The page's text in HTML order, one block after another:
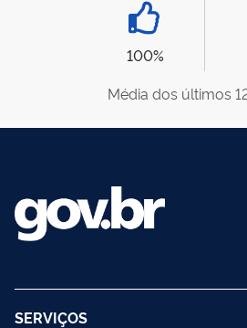
100%
Média dos últimos
SERVIÇOS